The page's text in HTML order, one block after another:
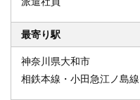
最寄り駅
神奈川県大和市
相鉄本線・小田急江ノ島